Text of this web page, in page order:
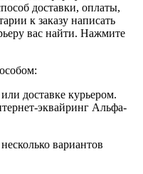
доставки, оплаты,
к заказу написать
вас найти. Нажмите
доставке курьером.
эквайринг Альфа-
вариантов